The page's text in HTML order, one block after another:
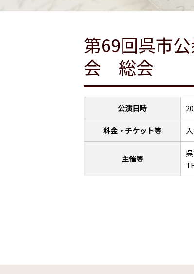
第69回呉市
会 総会
公演日時
料金・チケット等
主催等